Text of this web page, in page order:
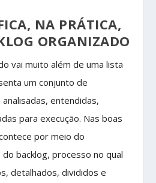
NA PRÁTICA,
ORGANIZADO
vai muito além de uma lista
um conjunto de
entendidas,
para execução. Nas boas
por meio do
backlog, processo no qual
detalhados, divididos e